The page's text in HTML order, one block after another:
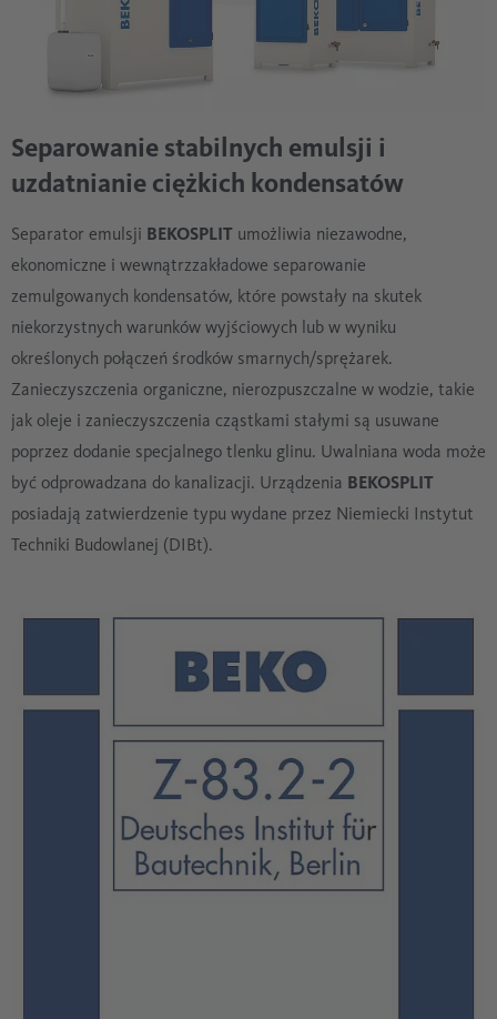
Separowanie stabilnych emulsji i
uzdatnianie ciężkich kondensatów
Separator emulsji BEKOSPLIT umożliwia niezawodne,
ekonomiczne i wewnątrzzakładowe separowanie
zemulgowanych kondensatów, które powstały na skutek
niekorzystnych warunków wyjściowych lub w wyniku
określonych połączeń środków smarnych/sprężarek.
Zanieczyszczenia organiczne, nierozpuszczalne w wodzie, takie
jak oleje i zanieczyszczenia cząstkami stałymi są usuwane
poprzez dodanie specjalnego tlenku glinu. Uwalniana woda może
być odprowadzana do kanalizacji. Urządzenia BEKOSPLIT
posiadają zatwierdzenie typu wydane przez Niemiecki Instytut
Techniki Budowlanej (DIBt).